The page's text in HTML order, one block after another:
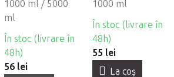
1000 ml / 5000
ml
În stoc (livrare în
48h)
56 lei
1000 ml
În stoc (livrare în
48h)
55 lei
La coş